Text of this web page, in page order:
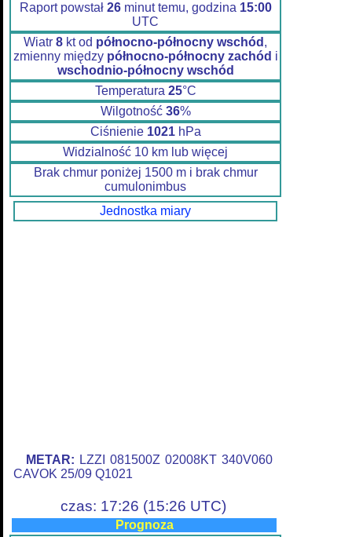
Raport powstał 26minut temu, godzina 15:00
UTC
Wiatr 8 kt od północno-północny wschód ,
zmienny między północno-północny zachód i
wschodnio-północny wschód
Temperatura 25°C
Wilgotność 36%
Ciśnienie 1021hPa
Widzialność 10 km lub więcej
Brak chmur poniżej 1500 m i brak chmur
cumulonimbus
Jednostka miary
METAR: LZZI 081500Z 02008KT 340V060
CAVOK 25/09 Q1021
czas: 17:26 (15:26 UTC)
Prognoza